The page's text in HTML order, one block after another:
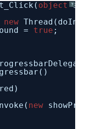
?
object
new
= true ;
new